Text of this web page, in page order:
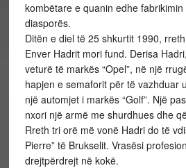
kombëtare e quanin edhe
diasporës.
Ditën e diel të 25 shkurtit 1990,
Enver Hadrit mori fund. Derisa
veturë të markës “Opel”, në një
hapjen e semaforit për të vazhduar
një automjet i markës “Golf”. Një
nxori një armë me shurdhues dhe
Rreth tri orë më vonë Hadri do të
Pierre” të Brukselit. Vrasësi
drejtpërdrejt në kokë.